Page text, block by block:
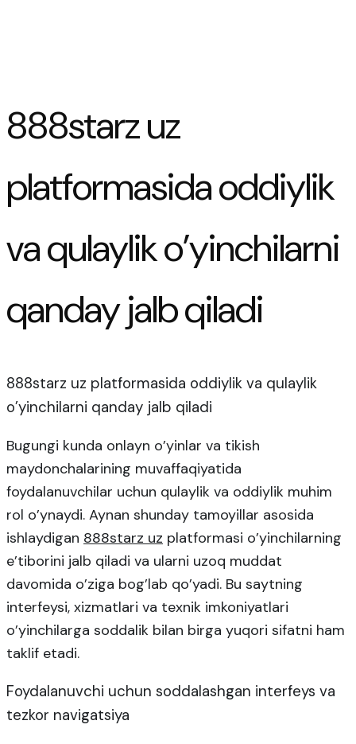
888starz uz
platformasida oddiylik
va qulaylik o’yinchilarni
qanday jalb qiladi
888starz uz platformasida oddiylik va qulaylik
o’yinchilarni qanday jalb qiladi
Bugungi kunda onlayn o’yinlar va tikish
maydonchalarining muvaffaqiyatida
foydalanuvchilar uchun qulaylik va oddiylik muhim
rol o’ynaydi. Aynan shunday tamoyillar asosida
ishlaydigan 888starz uz platformasi o’yinchilarning
e’tiborini jalb qiladi va ularni uzoq muddat
davomida o’ziga bog’lab qo’yadi. Bu saytning
interfeysi, xizmatlari va texnik imkoniyatlari
o’yinchilarga soddalik bilan birga yuqori sifatni ham
taklif etadi.
Foydalanuvchi uchun soddalashgan interfeys va
tezkor navigatsiya